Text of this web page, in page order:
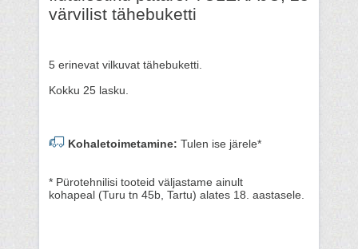
värvilist tähebuketti
5 erinevat vilkuvat tähebuketti.
Kokku 25 lasku.
Kohaletoimetamine: Tulen ise järele*
* Pürotehnilisi tooteid väljastame ainult
kohapeal (Turu tn 45b, Tartu) alates 18. aastasele.